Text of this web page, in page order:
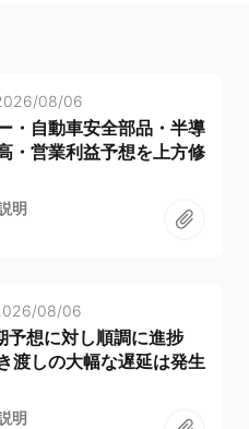
08/06
・自動車安全部品・半導
営業利益予想を上方修
明
08/06
予想に対し順調に進捗
渡しの大幅な遅延は発生
明